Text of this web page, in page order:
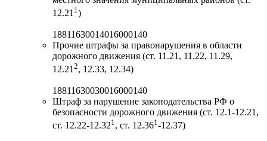
12.21 1 )
18811630014016000140
Прочие штрафы за правонарушения в области
дорожного движения (ст. 11.21, 11.22, 11.29,
12.21 2, 12.33, 12.34)
18811630030016000140
Штраф за нарушение законодательства РФ о
безопасности дорожного движения (ст. 12.1-12.21,
ст. 12.22-12.321, ст. 12.361-12.37)